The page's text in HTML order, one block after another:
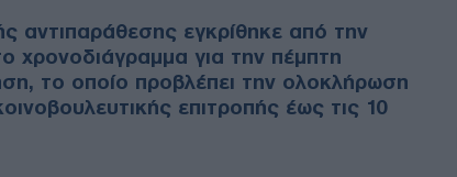
αντιπαράθεσης εγκρίθηκε από την
χρονοδιάγραμμα για την πέμπτη
το οποίο προβλέπει την ολοκλήρωση
επιτροπής έως τις 10